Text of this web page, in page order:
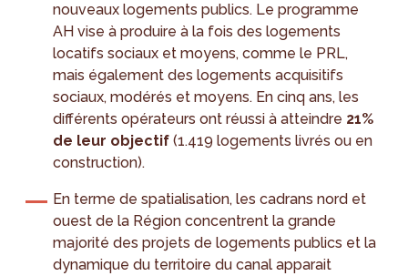
nouveaux logements publics. Le programme
AH vise à produire à la fois des logements
locatifs sociaux et moyens, comme le PRL,
mais également des logements acquisitifs
sociaux, modérés et moyens. En cinq ans, les
différents opérateurs ont réussi à atteindre 21%
de leur objectif(1.419 logements livrés ou en
construction).
En terme de spatialisation, les cadrans nord et
ouest de la Région concentrent la grande
majorité des projets de logements publics et la
dynamique du territoire du canal apparait